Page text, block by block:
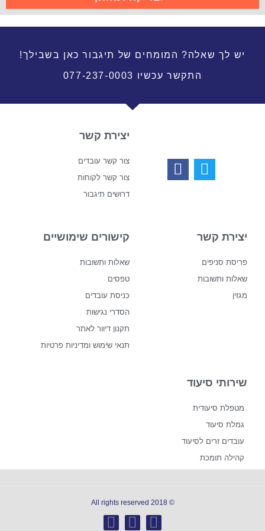
יש לך שאלה? המומחים של תיגבור כאן בשבילך!
התקשר עכשיו 077-237-0003
יצירת קשר
צור קשר עובדים
צור קשר לקוחות
דרושים תיגבור
יצירת קשר
פריסת סניפים
שאלות ותשובות
מגזין
קישורים שימושיים
שאלות ותשובות
טפסים
כניסת עובדים
הסדרי נגישות
תקנון דיוור לאתר
תנאי שימוש ומדיניות פרטיות
שירותי סיעוד
מטפלת סיעודית
גמלת סיעוד
עובדים זרים לסיעוד
קהילה תומכת
© 2018 All rights reserved